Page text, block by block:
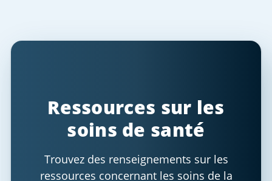
Ressources sur les
soins de santé
Trouvez des renseignements sur les
ressources concernant les soins de la